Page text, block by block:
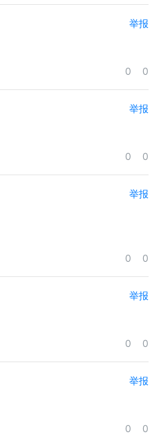
举报
0 0
举报
0 0
举报
0 0
举报
0 0
举报
0 0